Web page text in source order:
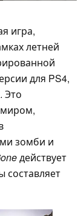
игра,
летней
для PS4,
Это
зомби и
действует
составляет